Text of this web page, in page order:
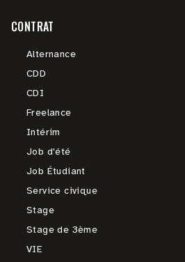
CONTRAT
Alternance
CDD
CDI
Freelance
Intérim
Job d'été
Job Étudiant
Service civique
Stage
Stage de 3ème
VIE